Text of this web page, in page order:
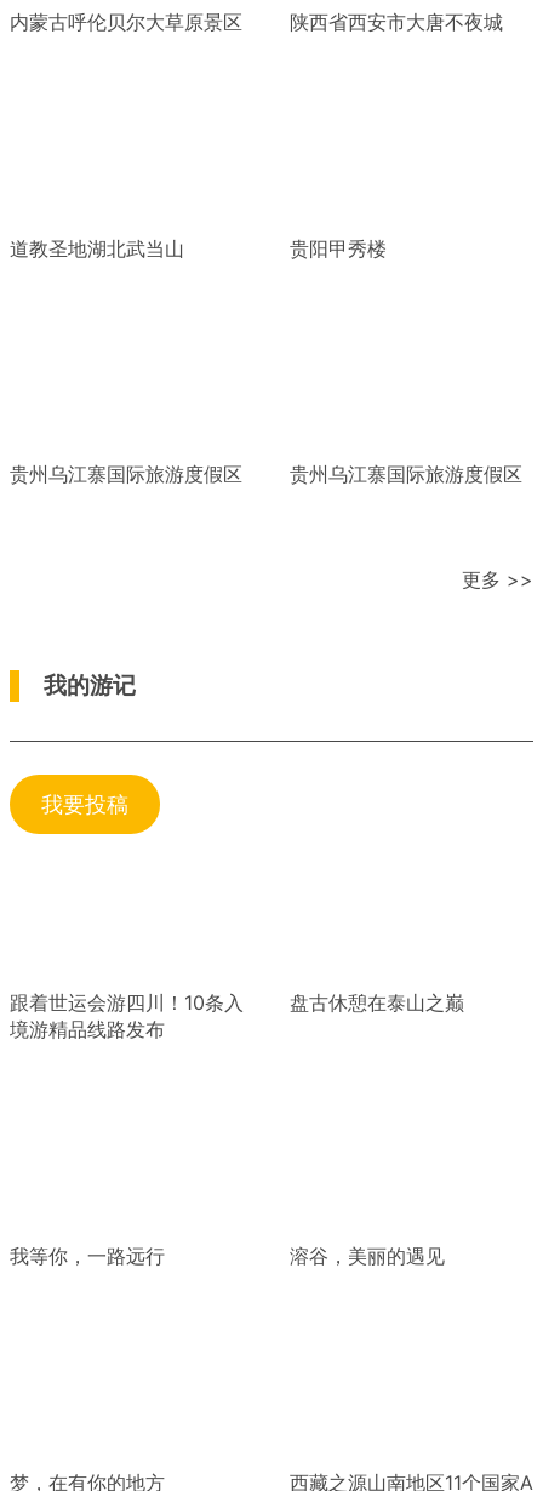
内蒙古呼伦贝尔大草原景区 陕西省西安市大唐不夜城
道教圣地湖北武当山 贵阳甲秀楼
贵州乌江寨国际旅游度假区 贵州乌江寨国际旅游度假区
更多 >>
我的游记
我要投稿
跟着世运会游四川！10条入
境游精品线路发布
盘古休憩在泰山之巅
我等你，一路远行 溶谷，美丽的遇见
梦，在有你的地方 西藏之源山南地区11个国家A